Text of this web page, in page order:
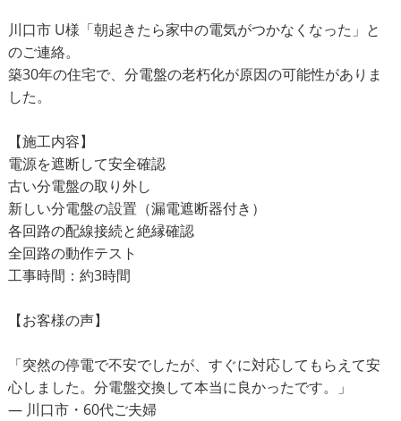
川口市 U様「朝起きたら家中の電気がつかなくなった」と
のご連絡。
築30年の住宅で、分電盤の老朽化が原因の可能性がありま
した。
【施工内容】
電源を遮断して安全確認
古い分電盤の取り外し
新しい分電盤の設置（漏電遮断器付き）
各回路の配線接続と絶縁確認
全回路の動作テスト
工事時間：約3時間
【お客様の声】
「突然の停電で不安でしたが、すぐに対応してもらえて安
心しました。分電盤交換して本当に良かったです。」
— 川口市・60代ご夫婦